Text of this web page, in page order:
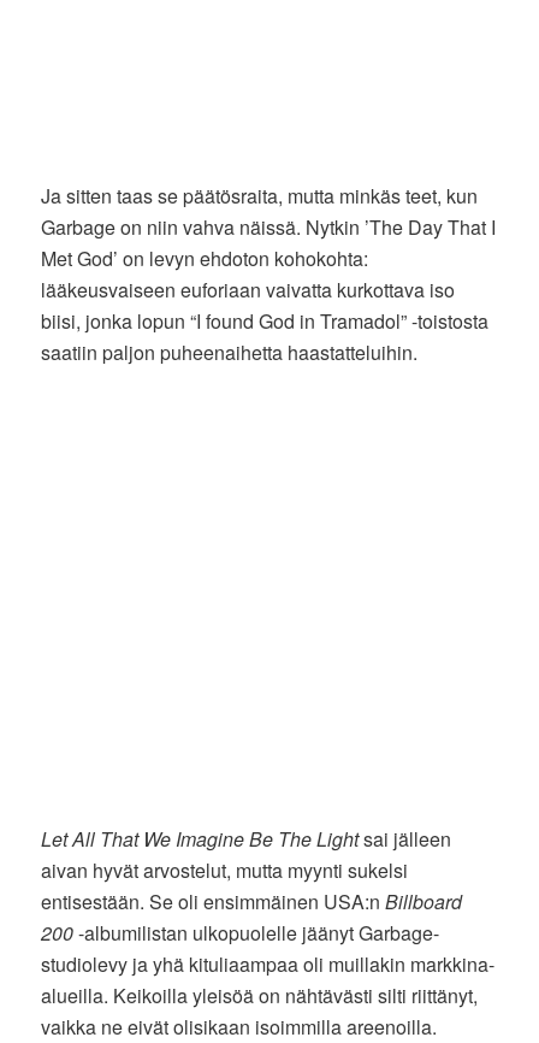
Ja sitten taas se päätösraita, mutta minkäs teet, kun
Garbage on niin vahva näissä. Nytkin ’The Day That I
Met God’ on levyn ehdoton kohokohta:
lääkeusvaiseen euforiaan vaivatta kurkottava iso
biisi, jonka lopun “I found God in Tramadol” -toistosta
saatiin paljon puheenaihetta haastatteluihin.
Let All That We Imagine Be The Lightsai jälleen
aivan hyvät arvostelut, mutta myynti sukelsi
entisestään. Se oli ensimmäinen USA:nBillboard
200-albumilistan ulkopuolelle jäänyt Garbage-
studiolevy ja yhä kituliaampaa oli muillakin markkina-
alueilla. Keikoilla yleisöä on nähtävästi silti riittänyt,
vaikka ne eivät olisikaan isoimmilla areenoilla.